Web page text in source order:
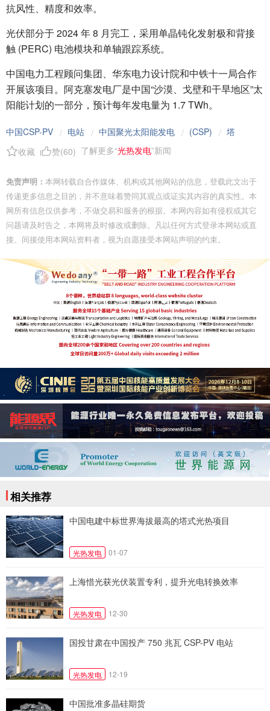
抗风性、精度和效率。
光伏部分于 2024 年 8 月完工，采用单晶钝化发射极和背接
触 (PERC) 电池模块和单轴跟踪系统。
中国电力工程顾问集团、华东电力设计院和中铁十一局合作
开展该项目。阿克塞发电厂是中国“沙漠、戈壁和干旱地区”太
阳能计划的一部分，预计每年发电量为 1.7 TWh。
中国CSP-PV / 电站 / 中国聚光太阳能发电 / (CSP) / 塔
收藏
赞(60) 了解更多“光热发电”新闻
免责声明： 本网转载自合作媒体、机构或其他网站的信息，登载此文出于
传递更多信息之目的，并不意味着赞同其观点或证实其内容的真实性。本
网所有信息仅供参考，不做交易和服务的根据。本网内容如有侵权或其它
问题请及时告之，本网将及时修改或删除。凡以任何方式登录本网站或直
接、间接使用本网站资料者，视为自愿接受本网站声明的约束。
相关推荐
中国电建中标世界海拔最高的塔式光热项目
光热发电 01-07
上海惜光获光伏装置专利，提升光电转换效率
光热发电 12-30
国投甘肃在中国投产 750 兆瓦 CSP-PV 电站
光热发电 12-19
中国批准多晶硅期货